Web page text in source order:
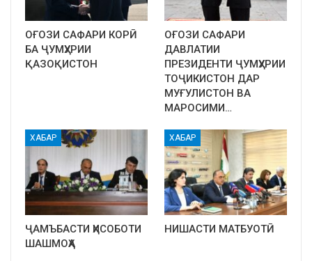
ОҒОЗИ САФАРИ КОРӢ
БА ҶУМҲУРИИ
ҚАЗОҚИСТОН
ОҒОЗИ САФАРИ
ДАВЛАТИИ
ПРЕЗИДЕНТИ ҶУМҲУРИИ
ТОҶИКИСТОН ДАР
МУҒУЛИСТОН ВА
МАРОСИМИ…
ХАБАР
ҶАМЪБАСТИ ҲИСОБОТИ
ШАШМОҲА
ХАБАР
НИШАСТИ МАТБУОТӢ